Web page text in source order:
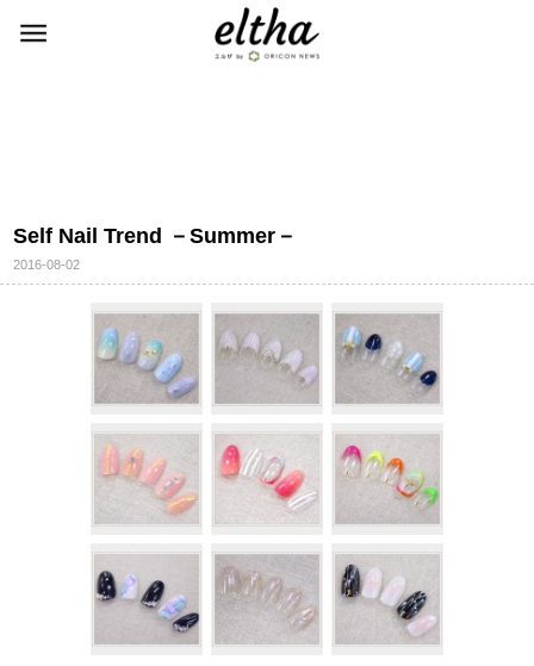
Self Nail Trend －Summer－
2016-08-02